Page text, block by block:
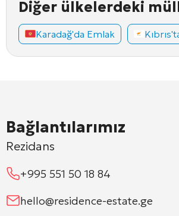
Diğer ülkelerdeki
Karadağ'da Emlak
Bağlantılarımız
Rezidans
+995 551 50 18 84
hello@residence-estate.ge